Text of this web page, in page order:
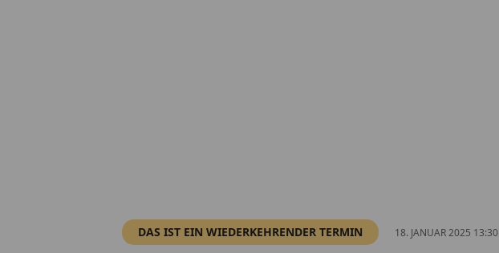
DAS IST EIN WIEDERKEHRENDER TERMIN 18. JANUAR 2025 13:30